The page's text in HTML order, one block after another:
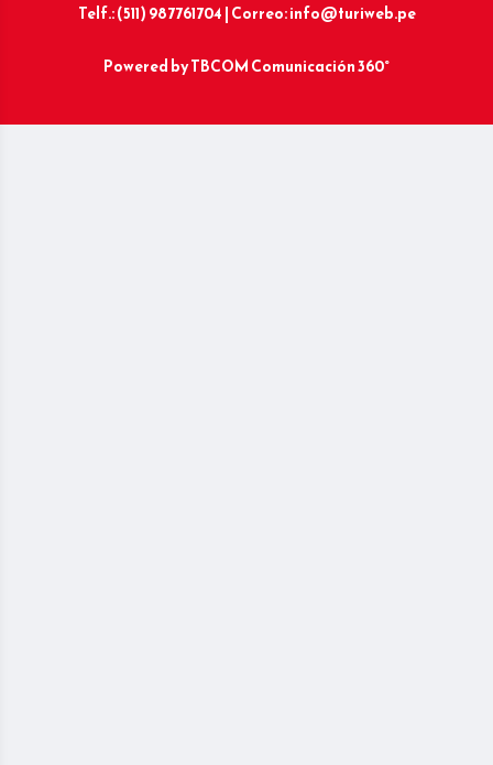
Telf.: (511) 987761704 | Correo: info@turiweb.pe
Powered byTBCOM Comunicación 360°